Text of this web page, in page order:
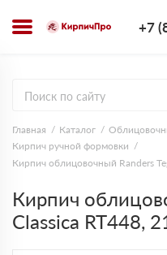
+7
Главная Каталог
Кирпич ручной формовки
Кирпич облицовочный Randers
Кирпич
Classica RT448,